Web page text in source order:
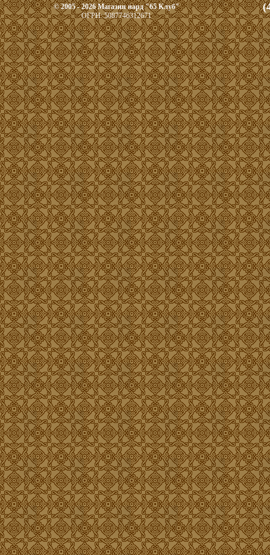
© 2005 - 2026 Магазин нард "65 Клуб"
ОГРН: 5087746312671